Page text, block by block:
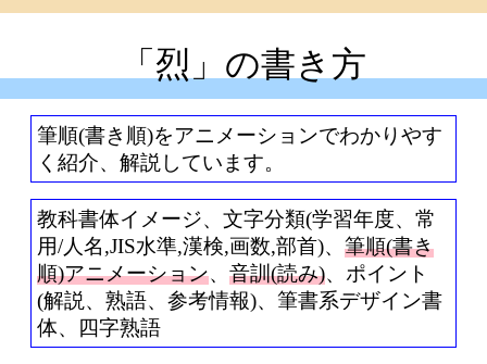
「烈」の書き方
筆順(書き順)をアニメーションでわかりやす
く紹介、解説しています。
教科書体イメージ、文字分類(学習年度、常
用/人名,JIS水準,漢検,画数,部首)、 筆順(書き
順)アニメーション、 音訓(読み)、ポイント
(解説、熟語、参考情報)、筆書系デザイン書
体、四字熟語